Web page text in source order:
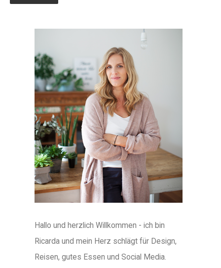
Hallo und herzlich Willkommen - ich bin
Ricarda und mein Herz schlägt für Design,
Reisen, gutes Essen und Social Media.